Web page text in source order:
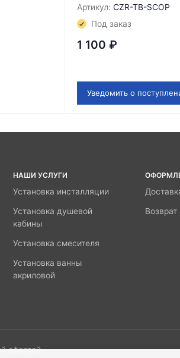
Артикул: CZR-TB-SCOP
Под заказ
1 100 ₽
Уведомить о
НАШИ УСЛУГИ
Установка инсталляции
Установка душевой
кабины
Установка смесителя
Установка ванны
акриловой
Возврат
офертой.